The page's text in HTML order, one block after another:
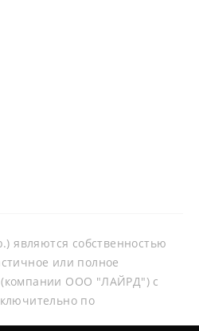
являются собственностью
или полное
(компании ООО "ЛАЙРД") с
по